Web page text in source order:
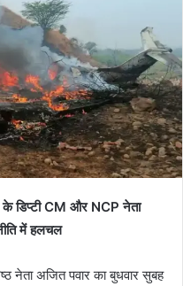
के डिप्टी CM और NCP नेता
में हलचल
नेता अजित पवार का बुधवार सुबह